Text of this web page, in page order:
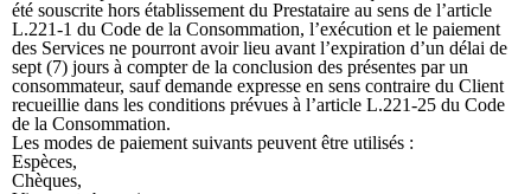
été souscrite hors établissement du Prestataire au sens de l’article
L.221-1 du Code de la Consommation, l’exécution et le paiement
des Services ne pourront avoir lieu avant l’expiration d’un délai de
sept (7) jours à compter de la conclusion des présentes par un
consommateur, sauf demande expresse en sens contraire du Client
recueillie dans les conditions prévues à l’article L.221-25 du Code
de la Consommation.
Les modes de paiement suivants peuvent être utilisés :
Espèces,
Chèques,